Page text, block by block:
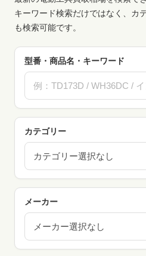
キーワード検索だけではなく、カ
も検索可能です。
型番・商品名・キーワード
カテゴリー
カテゴリー選択なし
メーカー
メーカー選択なし